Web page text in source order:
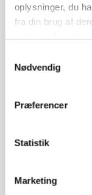
oplysninger, du
fra din brug af
Nødvendig
Præferencer
Statistik
Marketing
MARKEDSFOKUS
Prisgab på 20
presser